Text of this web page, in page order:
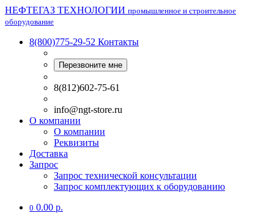
НЕФТЕГАЗ ТЕХНОЛОГИИ промышленное и строительное
оборудование
8(800)775-29-52 Контакты
Перезвоните мне
8(812)602-75-61
info@ngt-store.ru
О компании
О компании
Реквизиты
Доставка
Запрос
Запрос технической консультации
Запрос комплектующих к оборудованию
0 0.00 р.